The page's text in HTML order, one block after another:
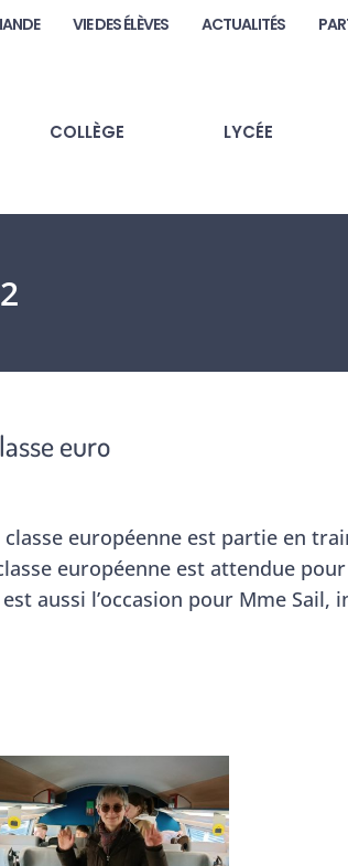
VIE DES ÉLÈVES ACTUALITÉS
COLLÈGE LYCÉE
euro
classe européenne est partie en
européenne est attendue
aussi l’occasion pour Mme